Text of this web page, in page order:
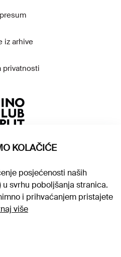
iz arhive
privatnosti
KOLAČIĆE
posjećenosti naših
svrhu poboljšanja stranica.
i prihvaćanjem pristajete
više